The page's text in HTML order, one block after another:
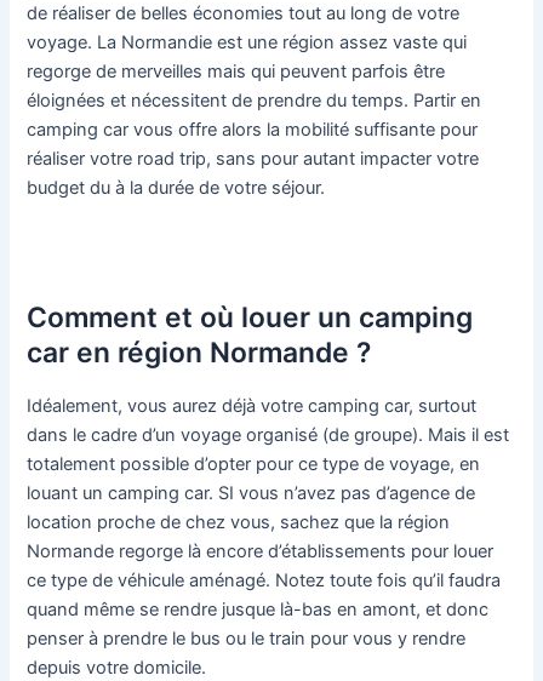
de réaliser de belles économies tout au long de votre
voyage. La Normandie est une région assez vaste qui
regorge de merveilles mais qui peuvent parfois être
éloignées et nécessitent de prendre du temps. Partir en
camping car vous offre alors la mobilité suffisante pour
réaliser votre road trip, sans pour autant impacter votre
budget du à la durée de votre séjour.
Comment et où louer un camping
car en région Normande ?
Idéalement, vous aurez déjà votre camping car, surtout
dans le cadre d’un voyage organisé (de groupe). Mais il est
totalement possible d’opter pour ce type de voyage, en
louant un camping car. SI vous n’avez pas d’agence de
location proche de chez vous, sachez que la région
Normande regorge là encore d’établissements pour louer
ce type de véhicule aménagé. Notez toute fois qu’il faudra
quand même se rendre jusque là-bas en amont, et donc
penser à prendre le bus ou le train pour vous y rendre
depuis votre domicile.